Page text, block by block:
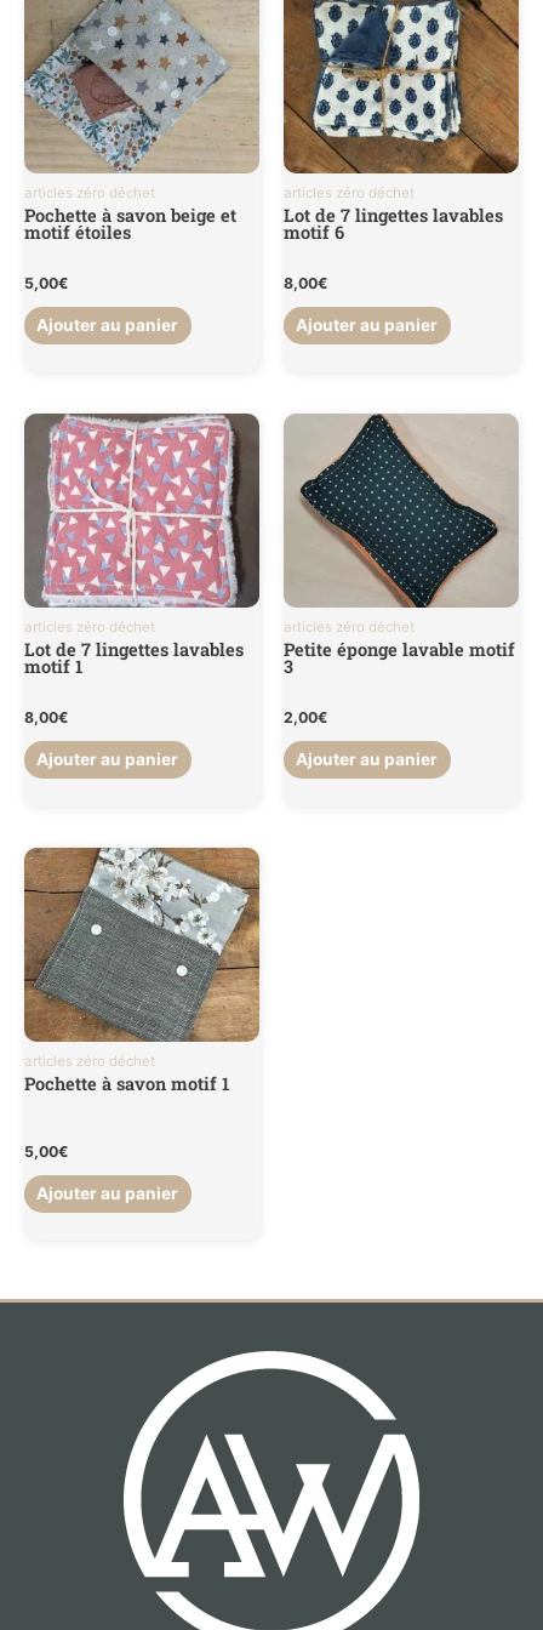
articles zéro déchet
Pochette à savon beige et
motif étoiles
5,00€
Ajouter au panier
articles zéro déchet
Lot de 7 lingettes lavables
motif 6
8,00€
Ajouter au panier
articles zéro déchet
Lot de 7 lingettes lavables
motif 1
8,00€
Ajouter au panier
articles zéro déchet
Petite éponge lavable motif
3
2,00€
Ajouter au panier
articles zéro déchet
Pochette à savon motif 1
5,00€
Ajouter au panier